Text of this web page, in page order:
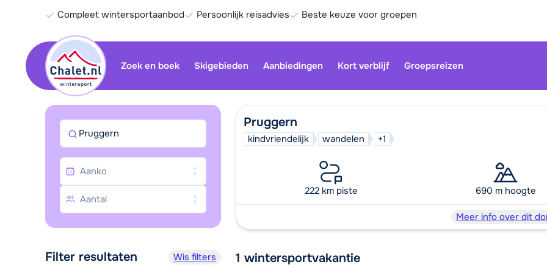
Compleet wintersportaanbod Persoonlijk reisadvies Beste keuze voor groepen
Zoek en boek Skigebieden Aanbiedingen Kort verblijf Groepsreizen
gesloten.
gebruiken:
Pruggern
kindvriendelijk wandelen +1
222 km piste 690 m hoogte
Meer info over dit
1 wintersportvakantie
Pruggern
Filter resultaten Wis filters